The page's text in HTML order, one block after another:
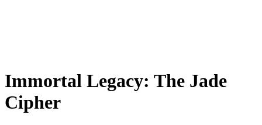
Immortal Legacy: The Jade
Cipher